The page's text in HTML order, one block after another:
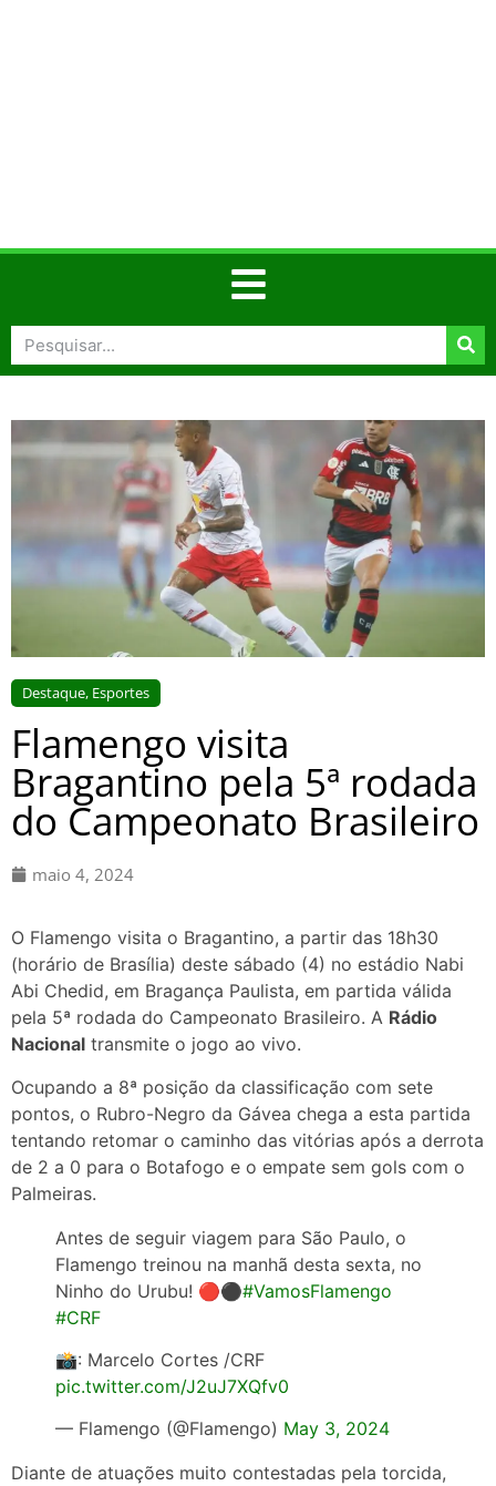
Destaque, Esportes
Flamengo visita
Bragantino pela 5ª rodada
do Campeonato Brasileiro
maio 4, 2024
O Flamengo visita o Bragantino, a partir das 18h30
(horário de Brasília) deste sábado (4) no estádio Nabi
Abi Chedid, em Bragança Paulista, em partida válida
pela 5ª rodada do Campeonato Brasileiro. A Rádio
Nacional transmite o jogo ao vivo.
Ocupando a 8ª posição da classificação com sete
pontos, o Rubro-Negro da Gávea chega a esta partida
tentando retomar o caminho das vitórias após a derrota
de 2 a 0 para o Botafogo e o empate sem gols com o
Palmeiras.
Antes de seguir viagem para São Paulo, o
Flamengo treinou na manhã desta sexta, no
Ninho do Urubu! 🔴⚫️#VamosFlamengo
#CRF
📸: Marcelo Cortes /CRF
pic.twitter.com/J2uJ7XQfv0
— Flamengo (@Flamengo) May 3, 2024
Diante de atuações muito contestadas pela torcida,